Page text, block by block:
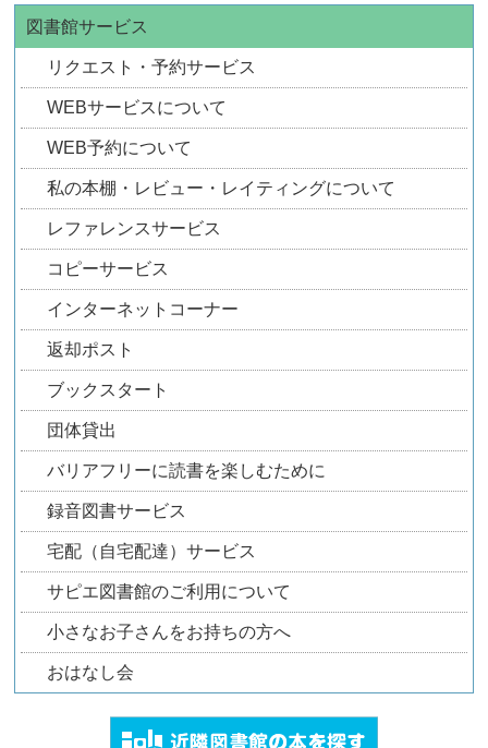
図書館サービス
リクエスト・予約サービス
WEBサービスについて
WEB予約について
私の本棚・レビュー・レイティングについて
レファレンスサービス
コピーサービス
インターネットコーナー
返却ポスト
ブックスタート
団体貸出
バリアフリーに読書を楽しむために
録音図書サービス
宅配（自宅配達）サービス
サピエ図書館のご利用について
小さなお子さんをお持ちの方へ
おはなし会